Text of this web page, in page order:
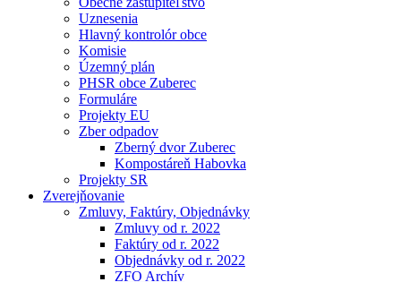
Uznesenia
Hlavný kontrolór obce
Komisie
Územný plán
PHSR obce Zuberec
Formuláre
Projekty EU
Zber odpadov
Zberný dvor Zuberec
Kompostáreň Habovka
Projekty SR
Zverejňovanie
Zmluvy, Faktúry, Objednávky
Zmluvy od r. 2022
Faktúry od r. 2022
Objednávky od r. 2022
ZFO Archív